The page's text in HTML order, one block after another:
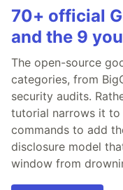
70+ official
and the 9
The open-source
categories, from
security audits.
tutorial narrows it to
commands to add
disclosure model
window from